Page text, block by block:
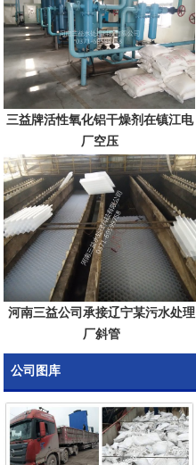
三益牌活性氧化铝干燥剂在镇江电
厂空压
河南三益公司承接辽宁某污水处理
厂斜管
公司图库